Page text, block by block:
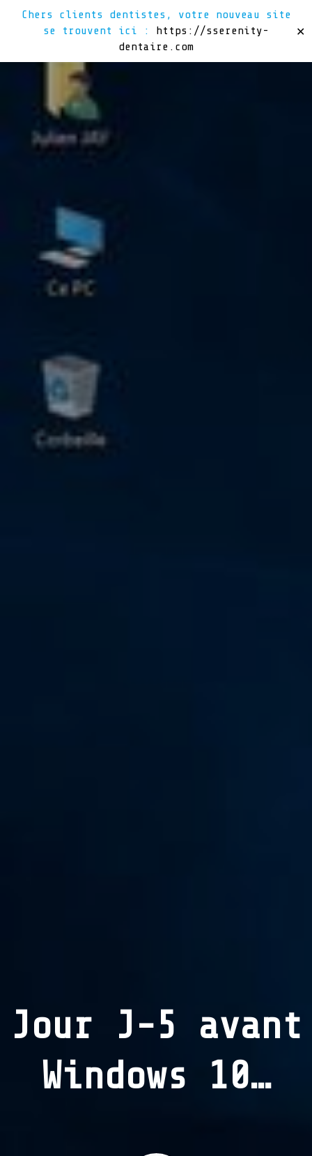
Chers clients dentistes, votre nouveau site
se trouvent ici : https://sserenity-
dentaire.com
✕
Jour J-5 avant
Windows 10…